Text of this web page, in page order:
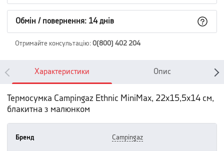
Обмін / повернення: 14 днів
Отримайте консультацію: 0(800) 402 204
Характеристики Опис
Термосумка Campingaz Ethnic MiniMax, 22х15,5х14 см,
блакитна з малюнком
Бренд campingaz